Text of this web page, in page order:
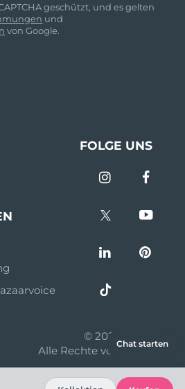
geschützt, und es gelten
und
von Google.
FOLGE UNS
© 2026 FOREO
Alle Rechte vorbehalten
Chat starten